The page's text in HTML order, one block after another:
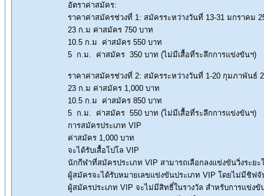
อัตราค่าสมัคร:
ราคาค่าสมัครช่วงที่ 1: สมัครระหว่างวันที่ 13-31 มกราคม
23 ก.ม ค่าสมัคร 750 บาท
10.5 ก.ม ค่าสมัคร 550 บาท
5 ก.ม. ค่าสมัคร 350 บาท (ไม่มีเสื้อที่ระลึกการแข่งขันฯ)
ราคาค่าสมัครช่วงที่ 2: สมัครระหว่างวันที่ 1-20 กุมภาพันธ์
23 ก.ม ค่าสมัคร 1,000 บาท
10.5 ก.ม ค่าสมัคร 850 บาท
5 ก.ม. ค่าสมัคร 550 บาท (ไม่มีเสื้อที่ระลึกการแข่งขันฯ)
การสมัครประเภท VIP
ค่าสมัคร 1,000 บาท
จะได้รับเสื้อโปโล VIP
นักกีฬาที่สมัครประเภท VIP สามารถเลือกลงแข่งขันวิ่งระยะ
ผู้สมัครจะได้รับหมายเลขแข่งขันประเภท VIP โดยไม่มีชิฟจั
ผู้สมัครประเภท VIP จะไม่มีสิทธิ์ในรางวัล สำหรับการแข่งขั